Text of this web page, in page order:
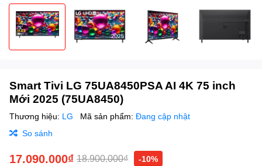
Smart Tivi LG 75UA8450PSA AI 4K 75 inch
Mới 2025 (75UA8450)
Thương hiệu: LG Mã sản phẩm: Đang cập nhật
So sánh
17.090.000₫ 18.900.000₫
-10%